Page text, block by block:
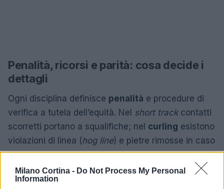
Milano Cortina - Do Not Process My Personal
Information
Penalità, ricorsi e parità: cosa decide i
dettagli
Ogni disciplina definisce penalità e procedure di
verifica a tutela dell’equità. Nel short trackcontatti
scorretti portano a squalifiche; nel curling esistono
violazioni di linea (hog line) e pietre rimosse in caso
di interferenza; nellosci alpinosaltare una porta
comporta squalifica; nei salti e negli sport a
giudizio si applicano detrazioni codificate. In sport a